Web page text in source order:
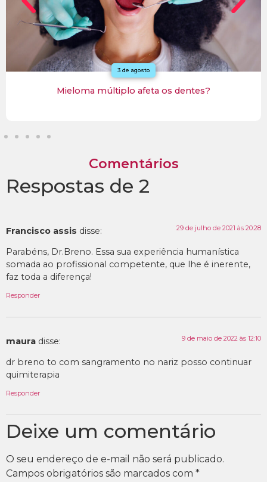
3 de agosto
Mieloma múltiplo afeta os dentes?
Comentários
Respostas de 2
Francisco assis disse: 29 de julho de 2021 às 20:28
Parabéns, Dr.Breno. Essa sua experiência humanística
somada ao profissional competente, que lhe é inerente,
faz toda a diferença!
Responder
maura disse: 9 de maio de 2022 às 12:10
dr breno to com sangramento no nariz posso continuar
quimiterapia
Responder
Deixe um comentário
O seu endereço de e-mail não será publicado.
Campos obrigatórios são marcados com *